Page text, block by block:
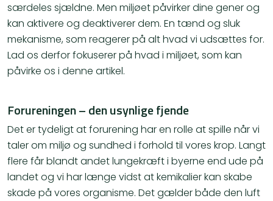
særdeles sjældne. Men miljøet påvirker dine gener og
kan aktivere og deaktiverer dem. En tænd og sluk
mekanisme, som reagerer på alt hvad vi udsættes for.
Lad os derfor fokuserer på hvad i miljøet, som kan
påvirke os i denne artikel.
Forureningen – den usynlige fjende
Det er tydeligt at forurening har en rolle at spille når vi
taler om miljø og sundhed i forhold til vores krop. Langt
flere får blandt andet lungekræft i byerne end ude på
landet og vi har længe vidst at kemikalier kan skabe
skade på vores organisme. Det gælder både den luft